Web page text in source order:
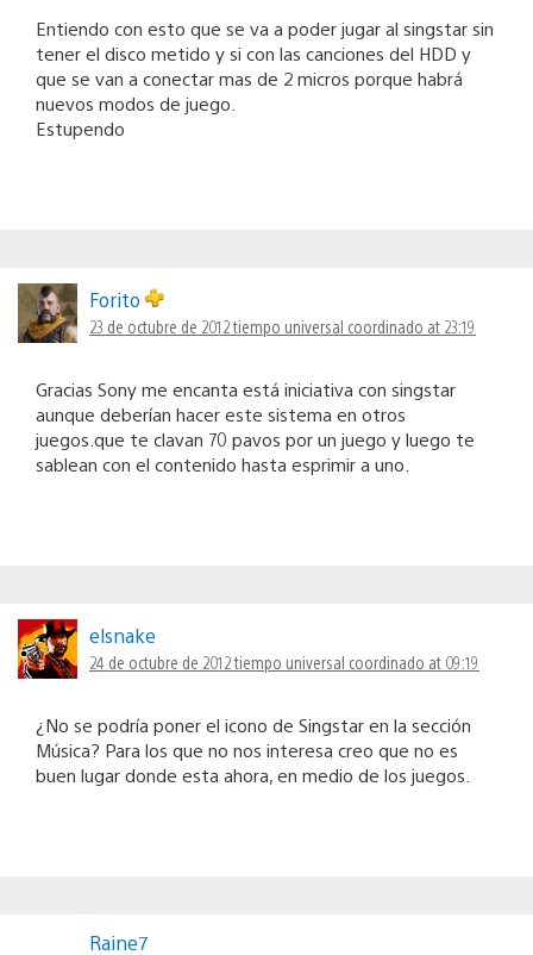
Entiendo con esto que se va a poder jugar al singstar sin
tener el disco metido y si con las canciones del HDD y
que se van a conectar mas de 2 micros porque habrá
nuevos modos de juego.
Estupendo
Forito
23 de octubre de 2012 tiempo universal coordinado at 23:19
Gracias Sony me encanta está iniciativa con singstar
aunque deberían hacer este sistema en otros
juegos.que te clavan 70 pavos por un juego y luego te
sablean con el contenido hasta esprimir a uno.
elsnake
24 de octubre de 2012 tiempo universal coordinado at 09:19
¿No se podría poner el icono de Singstar en la sección
Música? Para los que no nos interesa creo que no es
buen lugar donde esta ahora, en medio de los juegos.
Raine7